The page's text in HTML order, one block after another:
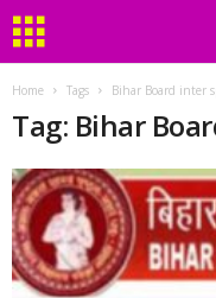
Home Tags Bihar Board inter
Tag: Bihar